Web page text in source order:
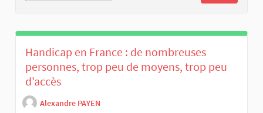
Handicap en France : de nombreuses
personnes, trop peu de moyens, trop peu
d’accès
Alexandre PAYEN